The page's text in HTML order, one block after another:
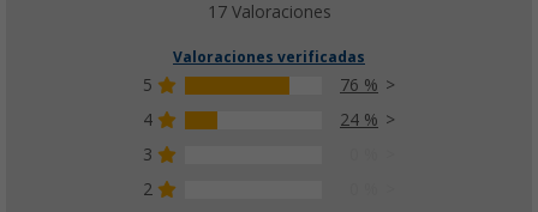
17 Valoraciones
Valoraciones verificadas
5
76 %
4
24 %
3
2